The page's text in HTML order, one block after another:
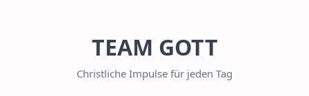
TEAM GOTT
Christliche Impulse für jeden Tag